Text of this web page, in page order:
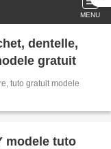
MENU
dentelle,
gratuit
tuto gratuit modele
modele tuto